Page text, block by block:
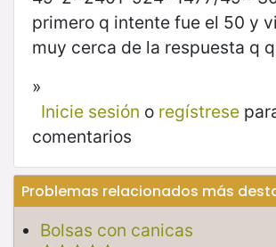
primero q intente fue el 50 y
muy cerca de la respuesta q
»
Inicie sesión o regístrese
comentarios
Problemas relacionados más
Bolsas con canicas